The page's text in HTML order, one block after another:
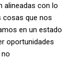
alineadas con lo
cosas que nos
en un estado
oportunidades